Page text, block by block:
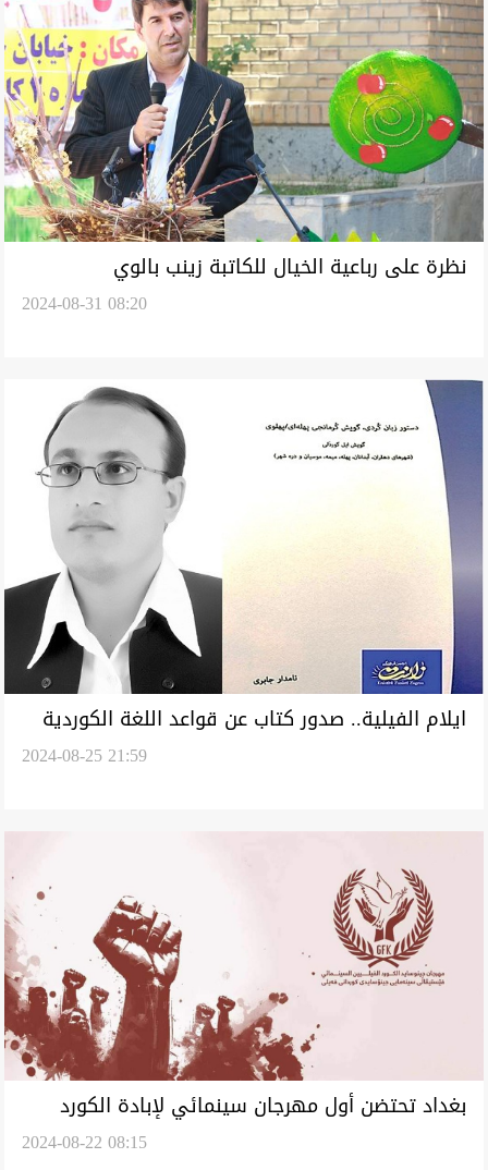
نظرة على رباعية الخيال للكاتبة زينب بالوي
2024-08-31 08:20
ايلام الفيلية.. صدور كتاب عن قواعد اللغة الكوردية
2024-08-25 21:59
بغداد تحتضن أول مهرجان سينمائي لإبادة الكورد
2024-08-22 08:15